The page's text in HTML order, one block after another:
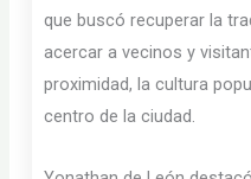
que buscó recuperar la
acercar a vecinos y
proximidad, la cultura
centro de la ciudad.